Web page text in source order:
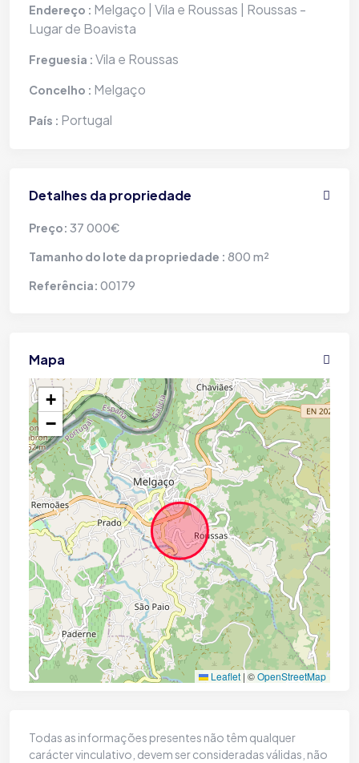
Endereço : Melgaço | Vila e Roussas | Roussas -
Lugar de Boavista
Freguesia : Vila e Roussas
Concelho : Melgaço
País : Portugal
Detalhes da propriedade
Preço: 37 000€
Tamanho do lote da propriedade : 800 m²
Referência: 00179
Mapa
+
−
Leaflet | ©OpenStreetMap
Todas as informações presentes não têm qualquer
carácter vinculativo, devem ser consideradas válidas, não